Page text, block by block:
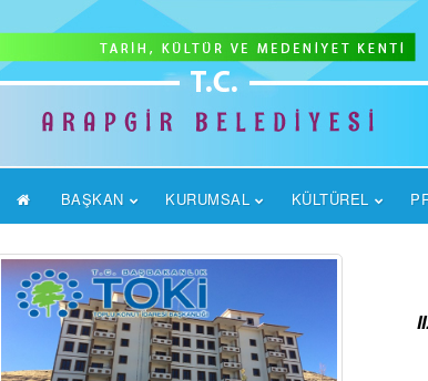
BAŞKAN KURUMSAL KÜLTÜREL